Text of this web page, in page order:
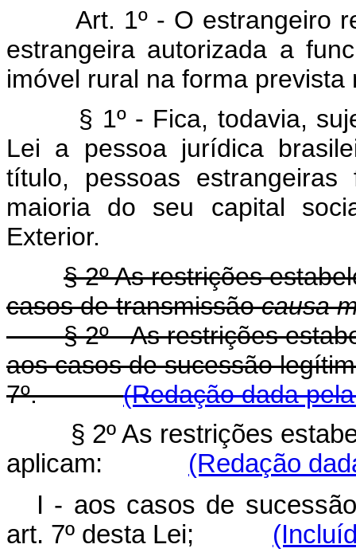
Art. 1º - O estrangeiro
estrangeira autorizada a
imóvel rural na forma prevista
§ 1º - Fica, todavia,
Lei a pessoa jurídica
título, pessoas
maioria do seu capital
Exterior.
§ 2º As restrições
casos de transmissãocausa
§ 2º - As restrições
aos casos de sucessão
7º.(Redação dada
§ 2º As restrições
aplicam:
(Redação
I - aos casos de
art. 7º desta Lei;